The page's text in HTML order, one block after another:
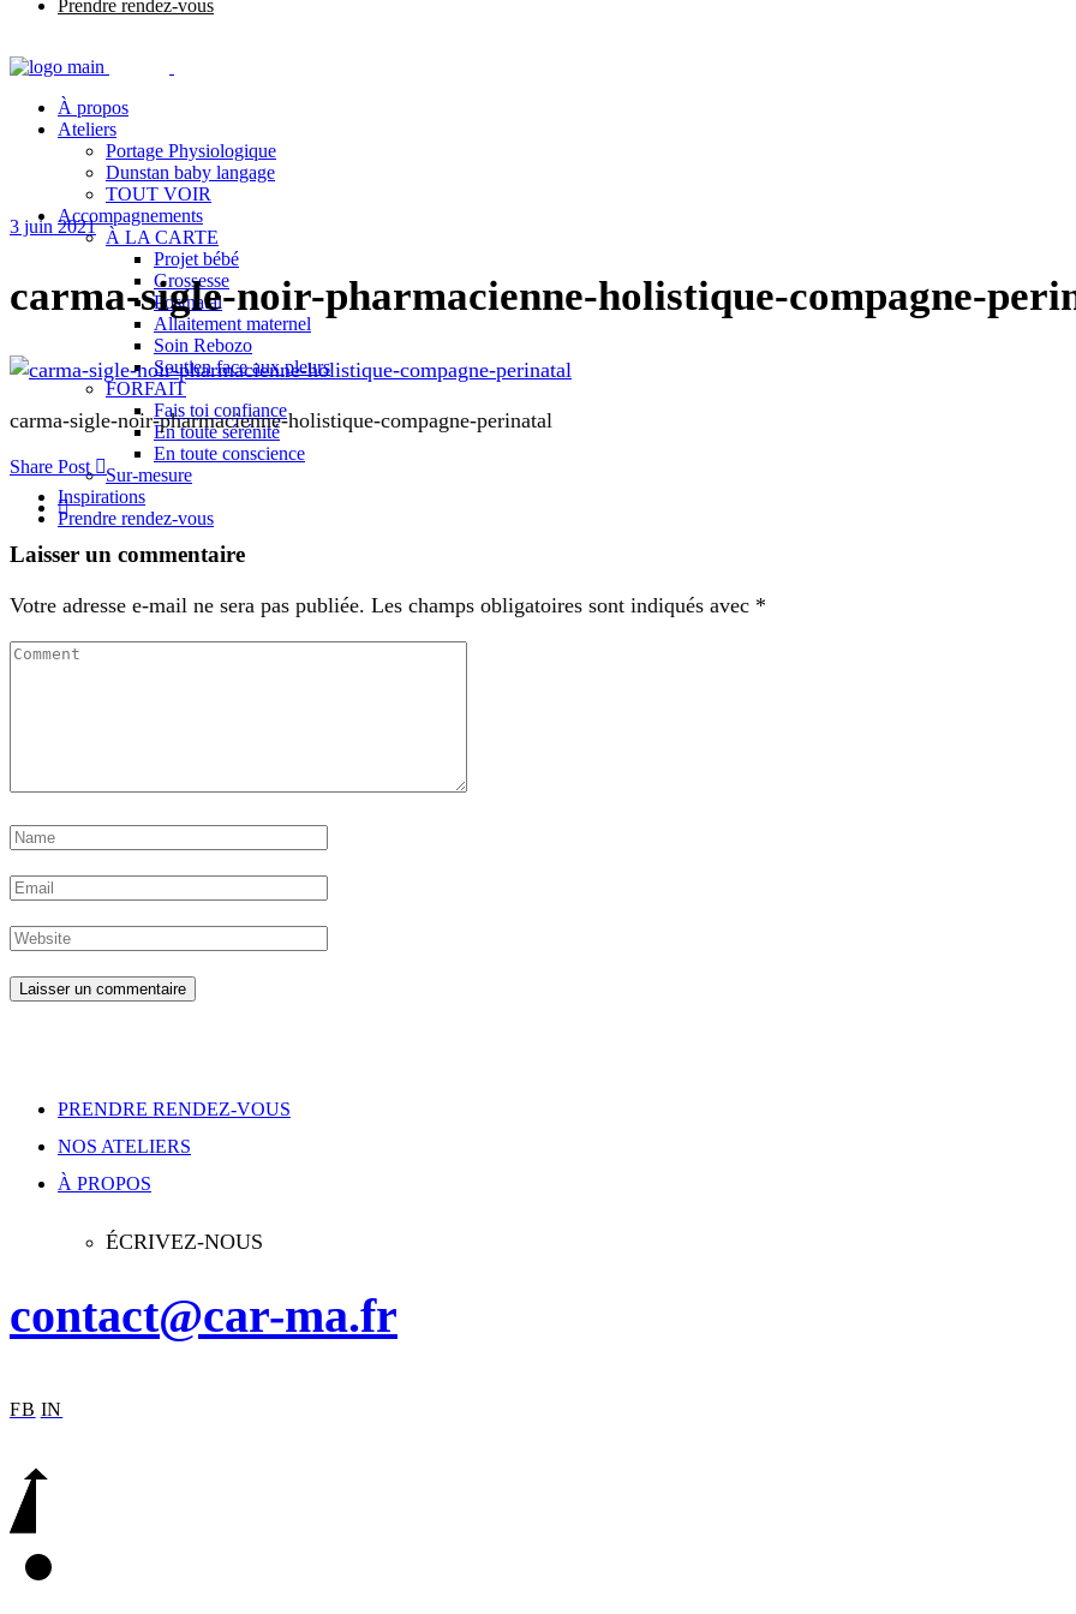
Prendre rendez-vous
À propos
Ateliers
Portage Physiologique
Dunstan baby langage
TOUT VOIR
Accompagnements
À LA CARTE
Projet bébé
Grossesse
Postnatal
Allaitement maternel
Soin Rebozo
Soutien face aux pleurs
FORFAIT
Fais toi confiance
En toute sérénité
En toute conscience
Sur-mesure
Inspirations
Prendre rendez-vous
3 juin 2021
carma-sigle-noir-pharmacienne-holistique-compagne-
carma-sigle-noir-pharmacienne-holistique-compagne-perinatal
Share Post
Laisser un commentaire
Votre adresse e-mail ne sera pas publiée. Les champs obligatoires sont indiqués avec *
Laisser un commentaire
PRENDRE RENDEZ-VOUS
NOS ATELIERS
À PROPOS
ÉCRIVEZ-NOUS
contact@car-ma.fr
FB IN